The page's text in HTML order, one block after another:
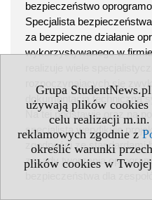
Grupa
używają plików
celu realizacji m.in.
reklamowych zgodnie z
określić warunki
plików cookies w
bezpieczeństwo
Specjalista
za bezpieczne działanie
wykorzystywanego w
rozpoczynających się
dokumentacją techniczną
Na tej podstawie oraz na
specjalista weryfikuje
zgodności ze standardami
zasady tworzenia